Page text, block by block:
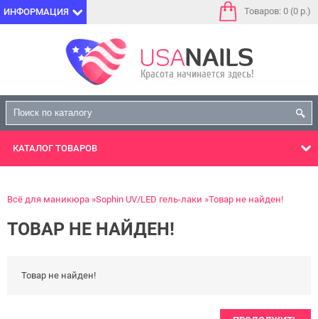
ИНФОРМАЦИЯ Товаров: 0 (0 р.)
КАТАЛОГ ТОВАРОВ
Всё для маникюра Sophin UV/LED гель-лаки Товар не найден!
ТОВАР НЕ НАЙДЕН!
Товар не найден!